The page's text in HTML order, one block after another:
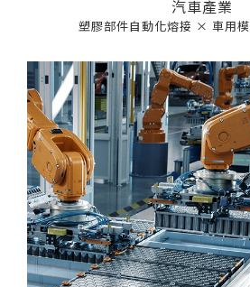
汽車產業
塑膠部件自動化熔接 × 車用